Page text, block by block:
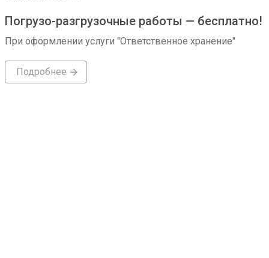
Погрузо-разгрузочные работы — бесплатно!
При оформлении услуги "Ответственное хранение"
Подробнее